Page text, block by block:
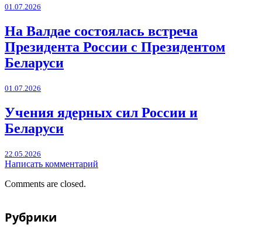
01.07.2026
На Валдае состоялась встреча
Президента России с Президентом
Беларуси
01.07.2026
Учения ядерных сил России и
Беларуси
22.05.2026
Написать комментарий
Comments are closed.
Рубрики